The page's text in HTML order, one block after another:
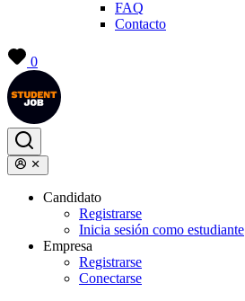
FAQ
Contacto
0
Candidato
Registrarse
Inicia sesión como estudiante
Empresa
Registrarse
Conectarse